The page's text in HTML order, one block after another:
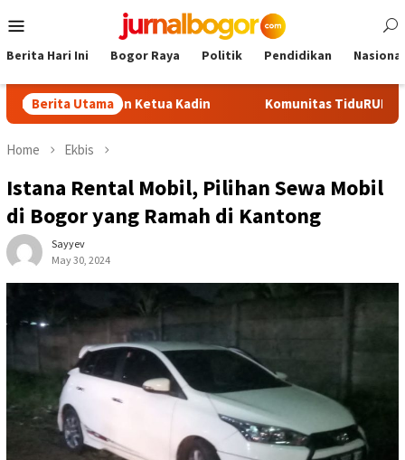
to
Menu
Berita Hari Ini Bogor Raya Politik Pendidikan Nasional
Berita Utama
Calon Ketua Kadin Komunitas TiduRUN Jajal Jalur
Home Ekbis
Istana Rental Mobil, Pilihan Sewa Mobil
di Bogor yang Ramah di Kantong
Sayyev
May 30, 2024